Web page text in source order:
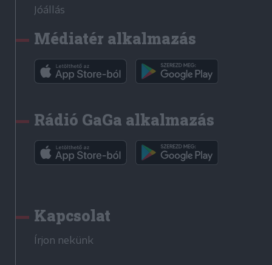
Jóállás
Médiatér alkalmazás
Rádió GaGa alkalmazás
Kapcsolat
Írjon nekünk